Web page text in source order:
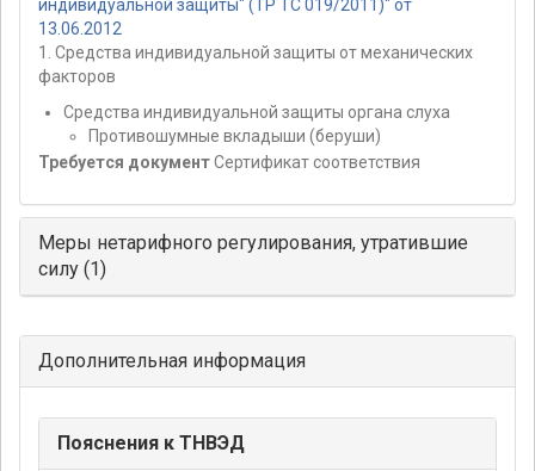
индивидуальной защиты" (ТР ТС 019/2011)" от
13.06.2012
1. Средства индивидуальной защиты от механических
факторов
Средства индивидуальной защиты органа слуха
Противошумные вкладыши (беруши)
Требуется документСертификат соответствия
Меры нетарифного регулирования, утратившие
силу (1)
Дополнительная информация
Пояснения к ТНВЭД